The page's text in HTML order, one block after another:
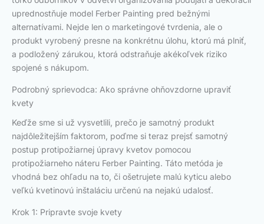
uprednostňuje model Ferber Painting pred bežnými
alternatívami. Nejde len o marketingové tvrdenia, ale o
produkt vyrobený presne na konkrétnu úlohu, ktorú má plniť,
a podložený zárukou, ktorá odstraňuje akékoľvek riziko
spojené s nákupom.
Podrobný sprievodca: Ako správne ohňovzdorne upraviť
kvety
Keďže sme si už vysvetlili, prečo je samotný produkt
najdôležitejším faktorom, poďme si teraz prejsť samotný
postup protipožiarnej úpravy kvetov pomocou
protipožiarneho náteru Ferber Painting. Táto metóda je
vhodná bez ohľadu na to, či ošetrujete malú kyticu alebo
veľkú kvetinovú inštaláciu určenú na nejakú udalosť.
Krok 1: Pripravte svoje kvety